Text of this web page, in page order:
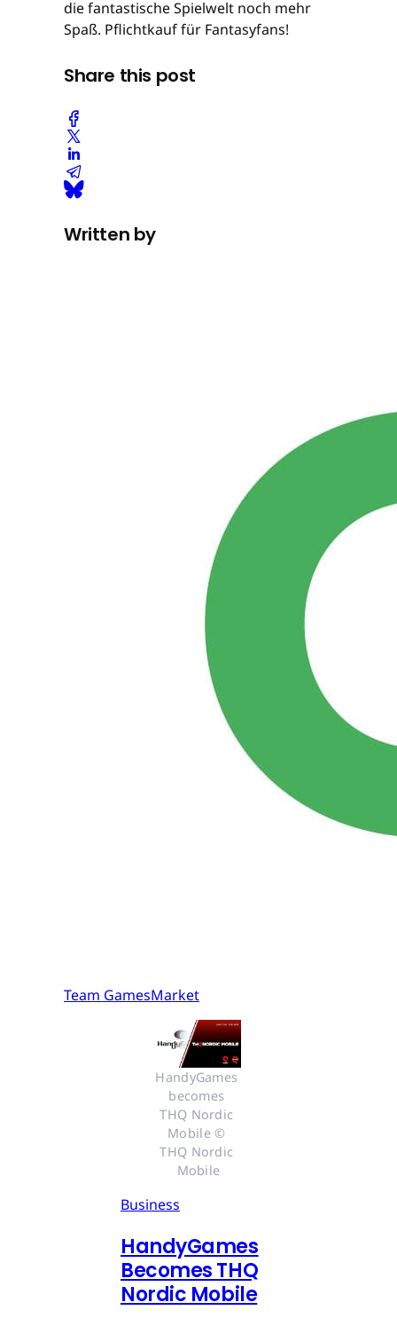
die fantastische Spielwelt noch mehr
Spaß. Pflichtkauf für Fantasyfans!
Share this post
Written by
Team GamesMarket
HandyGames
becomes
THQ Nordic
Mobile ©
THQ Nordic
Mobile
Business
HandyGames
Becomes THQ
Nordic Mobile